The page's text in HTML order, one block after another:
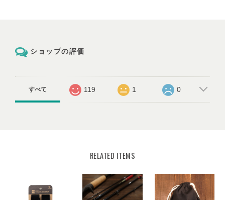
ショップの評価
すべて 119 1 0
RELATED ITEMS